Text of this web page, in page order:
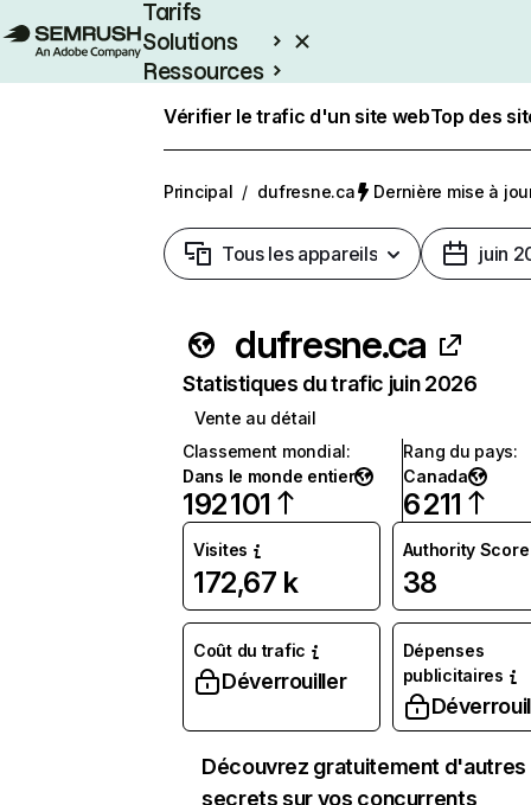
Tarifs
Solutions
Ressources
Vérifier le trafic d'un site webTop des
Principal / dufresne.ca Dernière mise à
Tous les appareils juin
dufresne.ca
Statistiques du trafic juin 2026
Vente au détail
Classement mondial:
Dans le monde entier
192 101
Rang du pays:
Canada
6 211
Visites
172,67 k
Authority Score
38
Coût du trafic
Déverrouiller
Dépenses
publicitaires
Découvrez gratuitement d'autres
secrets sur vos concurrents